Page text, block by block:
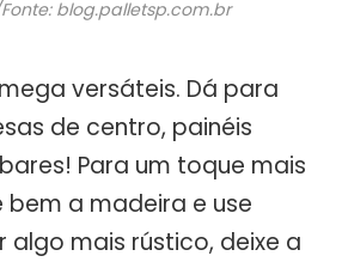
blog.palletsp.com.br
versáteis. Dá para
de centro, painéis
Para um toque mais
bem a madeira e use
algo mais rústico, deixe a